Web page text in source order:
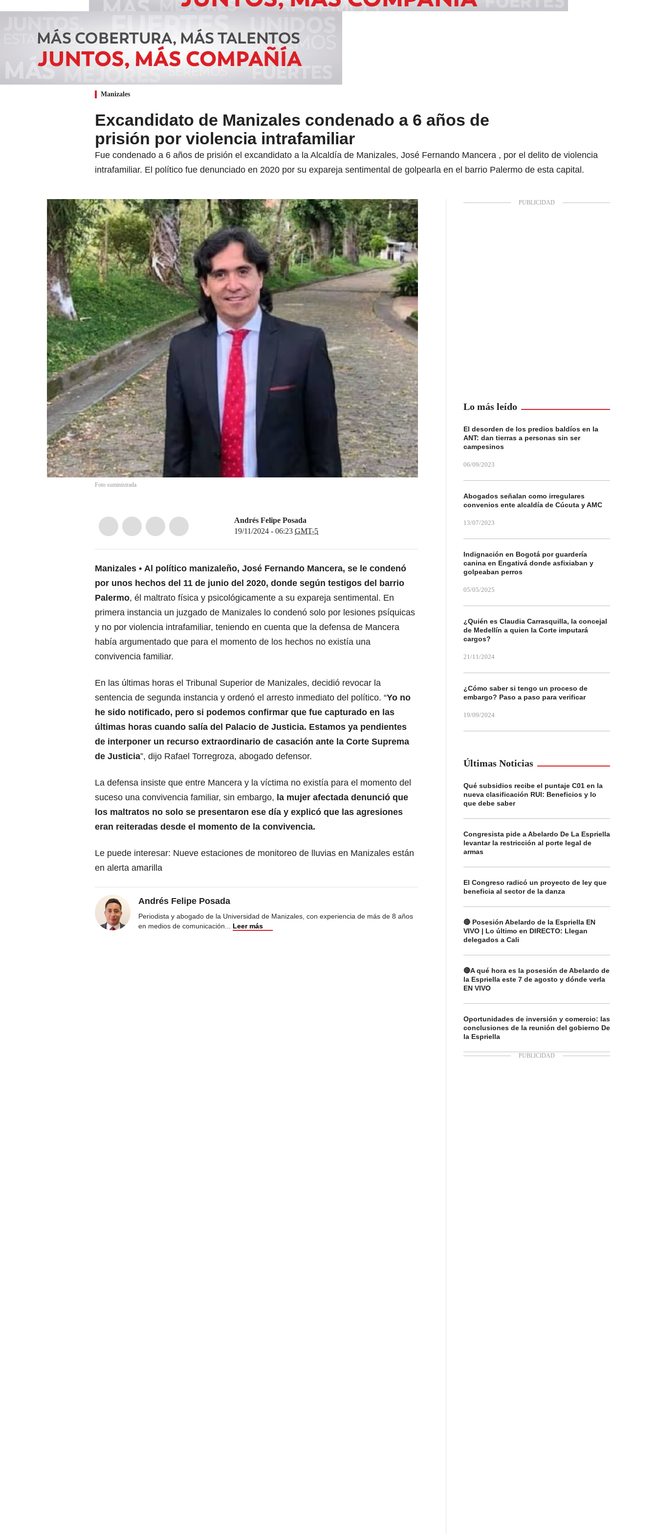
Manizales
Excandidato de Manizales condenado a 6 años de
prisión por violencia intrafamiliar
Fue condenado a 6 años de prisión el excandidato a la Alcaldía de Manizales, José Fernando Mancera , por el delito de violencia
intrafamiliar. El político fue denunciado en 2020 por su expareja sentimental de golpearla en el barrio Palermo de esta capital.
Foto suministrada
Andrés Felipe Posada
19/11/2024 - 06:23 GMT-5
Manizales
Al político manizaleño, José Fernando Mancera, se le condenó
por unos hechos del 11 de junio del 2020, donde según testigos del barrio
Palermo, él maltrato física y psicológicamente a su expareja sentimental. En
primera instancia un juzgado de Manizales lo condenó solo por lesiones psíquicas
y no por violencia intrafamiliar, teniendo en cuenta que la defensa de Mancera
había argumentado que para el momento de los hechos no existía una
convivencia familiar.
En las últimas horas el Tribunal Superior de Manizales, decidió revocar la
sentencia de segunda instancia y ordenó el arresto inmediato del político. “Yo no
he sido notificado, pero si podemos confirmar que fue capturado en las
últimas horas cuando salía del Palacio de Justicia. Estamos ya pendientes
de interponer un recurso extraordinario de casación ante la Corte Suprema
de Justicia”, dijo Rafael Torregroza, abogado defensor.
La defensa insiste que entre Mancera y la víctima no existía para el momento del
suceso una convivencia familiar, sin embargo, la mujer afectada denunció que
los maltratos no solo se presentaron ese día y explicó que las agresiones
eran reiteradas desde el momento de la convivencia.
Le puede interesar: Nueve estaciones de monitoreo de lluvias en Manizales están
en alerta amarilla
Andrés Felipe Posada
Periodista y abogado de la Universidad de Manizales, con experiencia de más de 8 años
en medios de comunicación... Leer más
Lo más leído
El desorden de los predios baldíos en la
ANT: dan tierras a personas sin ser
campesinos
06/09/2023
Abogados señalan como irregulares
convenios ente alcaldía de Cúcuta y AMC
13/07/2023
Indignación en Bogotá por guardería
canina en Engativá donde asfixiaban y
golpeaban perros
05/05/2025
¿Quién es Claudia Carrasquilla, la concejal
de Medellín a quien la Corte imputará
cargos?
21/11/2024
¿Cómo saber si tengo un proceso de
embargo? Paso a paso para verificar
19/09/2024
Últimas Noticias
Qué subsidios recibe el puntaje C01 en la
nueva clasificación RUI: Beneficios y lo
que debe saber
Congresista pide a Abelardo De La Espriella
levantar la restricción al porte legal de
armas
El Congreso radicó un proyecto de ley que
beneficia al sector de la danza
🔴 Posesión Abelardo de la Espriella EN
VIVO | Lo último en DIRECTO: Llegan
delegados a Cali
🔴A qué hora es la posesión de Abelardo de
la Espriella este 7 de agosto y dónde verla
EN VIVO
Oportunidades de inversión y comercio: las
conclusiones de la reunión del gobierno De
la Espriella